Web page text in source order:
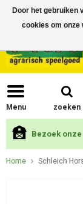
Menu zoeken
Bezoek
Home Schleich
Door het gebruiken
cookies om onze